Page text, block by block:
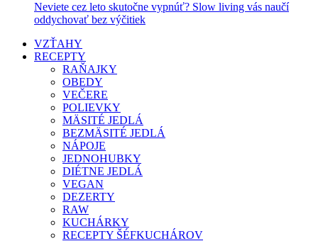
Neviete cez leto skutočne vypnúť? Slow living vás naučí
oddychovať bez výčitiek
VZŤAHY
RECEPTY
RAŇAJKY
OBEDY
VEČERE
POLIEVKY
MÄSITÉ JEDLÁ
BEZMÄSITÉ JEDLÁ
NÁPOJE
JEDNOHUBKY
DIÉTNE JEDLÁ
VEGAN
DEZERTY
RAW
KUCHÁRKY
RECEPTY ŠÉFKUCHÁROV